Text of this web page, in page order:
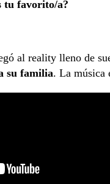
tu favorito/a?
al reality lleno de
su familia. La música